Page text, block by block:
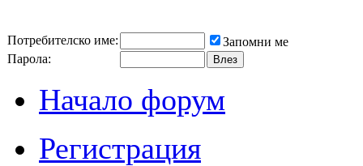
Потребителско име:
Запомни ме
Парола:
Начало форум
Регистрация